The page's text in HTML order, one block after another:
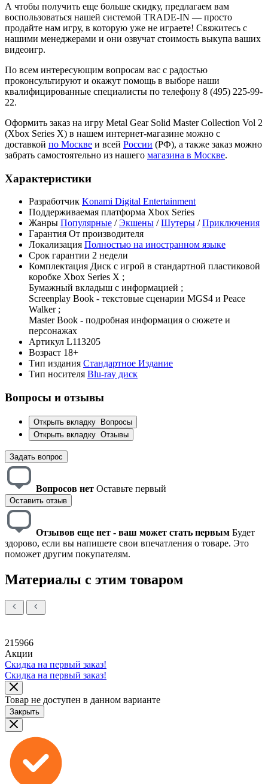
А чтобы получить еще больше скидку, предлагаем вам
воспользоваться нашей системой TRADE-IN — просто
продайте нам игру, в которую уже не играете! Свяжитесь с
нашими менеджерами и они озвучат стоимость выкупа ваших
видеоигр.
По всем интересующим вопросам вас с радостью
проконсультируют и окажут помощь в выборе наши
квалифицированные специалисты по телефону 8 (495) 225-99-
22.
Оформить заказ на игру Metal Gear Solid Master Collection Vol 2
(Xbox Series X) в нашем интернет-магазине можно с
доставкой по Москве и всей России (РФ), а также заказ можно
забрать самостоятельно из нашего магазина в Москве.
Характеристики
Разработчик Konami Digital Entertainment
Поддерживаемая платформа Xbox Series
Жанры Популярные /Экшены /Шутеры /Приключения
Гарантия От производителя
Локализация Полностью на иностранном языке
Срок гарантии 2 недели
Комплектация Диск с игрой в стандартной пластиковой
коробке Xbox Series X ;
Бумажный вкладыш с информацией ;
Screenplay Book - текстовые сценарии MGS4 и Peace
Walker ;
Master Book - подробная информация о сюжете и
персонажах
Артикул L113205
Возраст 18+
Тип издания Стандартное Издание
Тип носителя Blu-ray диск
Вопросы и отзывы
Открыть вкладку
Вопросы
Открыть вкладку Отзывы
Задать вопрос
Вопросов нет Оставьте первый
Оставить отзыв
Отзывов еще нет - ваш может стать первым Будет
здорово, если вы напишете свои впечатления о товаре. Это
поможет другим покупателям.
Материалы с этим товаром
215966
Акции
Скидка на первый заказ!
Скидка на первый заказ!
Товар не доступен в данном варианте
Закрыть